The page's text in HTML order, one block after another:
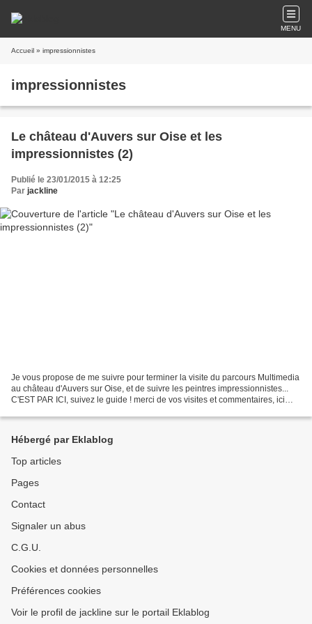
MENU
Accueil » impressionnistes
impressionnistes
Le château d'Auvers sur Oise et les
impressionnistes (2)
Publié le 23/01/2015 à 12:25
Par jackline
Je vous propose de me suivre pour terminer la visite du parcours Multimedia
au château d'Auvers sur Oise, et de suivre les peintres impressionnistes...
C'EST PAR ICI, suivez le guide ! merci de vos visites et commentaires, ici
Hébergé par Eklablog
Top articles
Pages
Contact
Signaler un abus
C.G.U.
Cookies et données personnelles
Préférences cookies
Voir le profil de jackline sur le portail Eklablog